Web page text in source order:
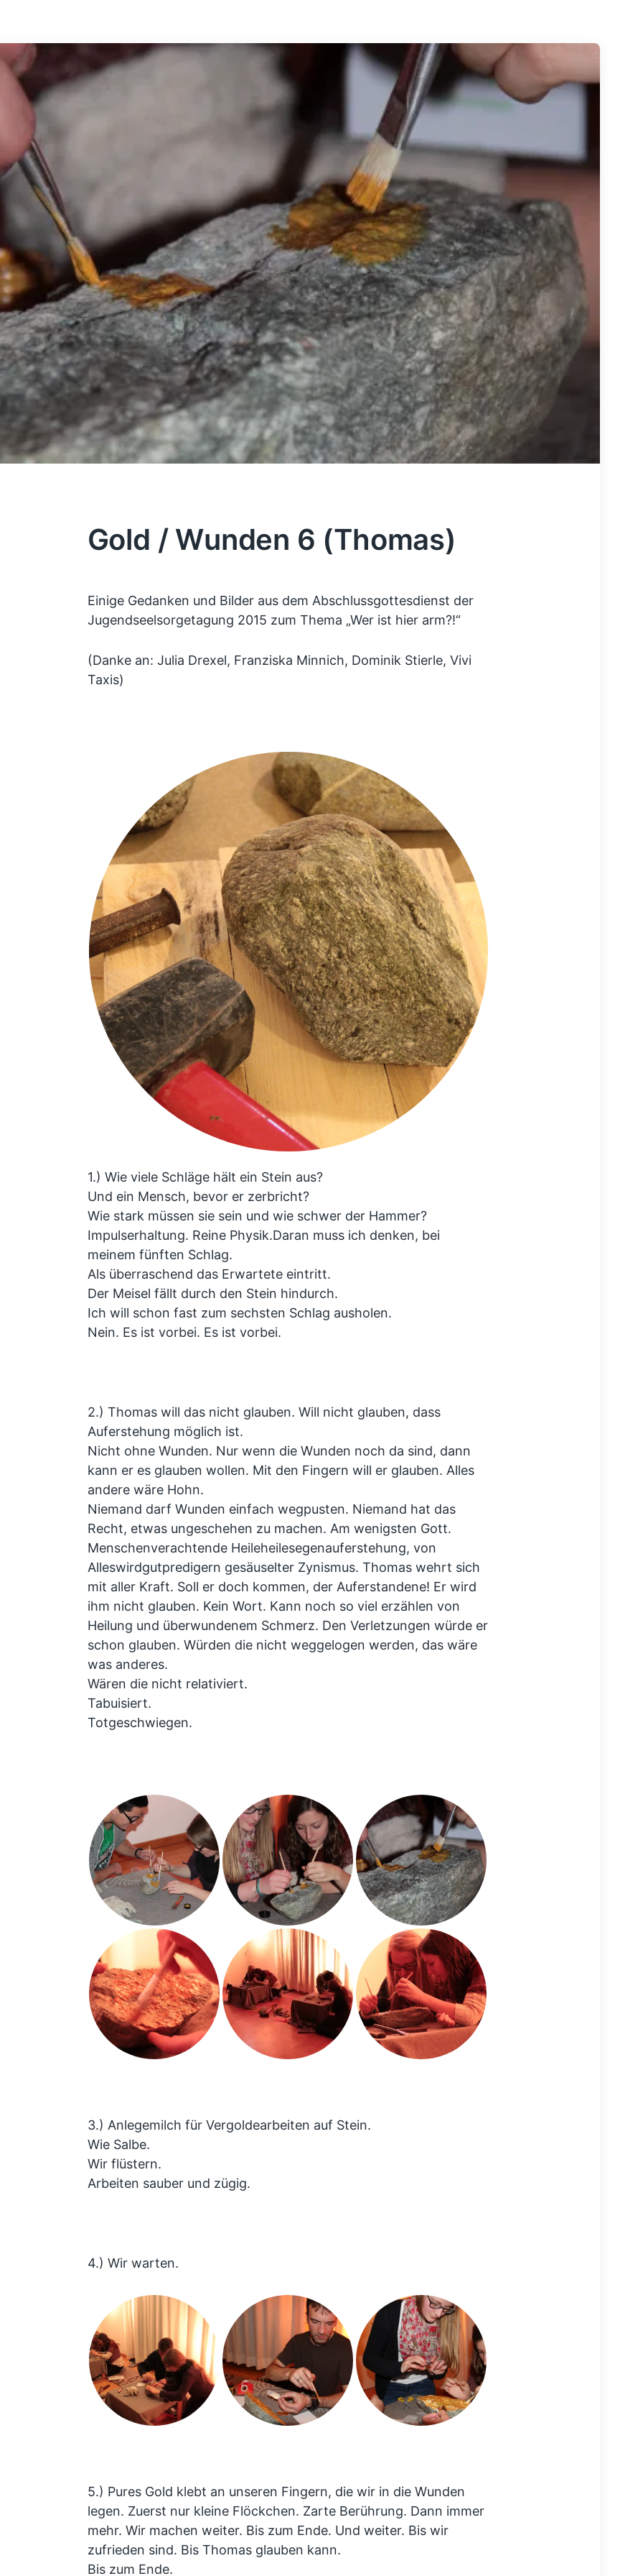
Gold / Wunden 6 (Thomas)
Einige Gedanken und Bilder aus dem Abschlussgottesdienst der
Jugendseelsorgetagung 2015 zum Thema „Wer ist hier arm?!“
(Danke an: Julia Drexel, Franziska Minnich, Dominik Stierle, Vivi
Taxis)
1.) Wie viele Schläge hält ein Stein aus?
Und ein Mensch, bevor er zerbricht?
Wie stark müssen sie sein und wie schwer der Hammer?
Impulserhaltung. Reine Physik.Daran muss ich denken, bei
meinem fünften Schlag.
Als überraschend das Erwartete eintritt.
Der Meisel fällt durch den Stein hindurch.
Ich will schon fast zum sechsten Schlag ausholen.
Nein. Es ist vorbei. Es ist vorbei.
2.) Thomas will das nicht glauben. Will nicht glauben, dass
Auferstehung möglich ist.
Nicht ohne Wunden. Nur wenn die Wunden noch da sind, dann
kann er es glauben wollen. Mit den Fingern will er glauben. Alles
andere wäre Hohn.
Niemand darf Wunden einfach wegpusten. Niemand hat das
Recht, etwas ungeschehen zu machen. Am wenigsten Gott.
Menschenverachtende Heileheilesegenauferstehung, von
Alleswirdgutpredigern gesäuselter Zynismus. Thomas wehrt sich
mit aller Kraft. Soll er doch kommen, der Auferstandene! Er wird
ihm nicht glauben. Kein Wort. Kann noch so viel erzählen von
Heilung und überwundenem Schmerz. Den Verletzungen würde er
schon glauben. Würden die nicht weggelogen werden, das wäre
was anderes.
Wären die nicht relativiert.
Tabuisiert.
Totgeschwiegen.
3.) Anlegemilch für Vergoldearbeiten auf Stein.
Wie Salbe.
Wir flüstern.
Arbeiten sauber und zügig.
4.) Wir warten.
5.) Pures Gold klebt an unseren Fingern, die wir in die Wunden
legen. Zuerst nur kleine Flöckchen. Zarte Berührung. Dann immer
mehr. Wir machen weiter. Bis zum Ende. Und weiter. Bis wir
zufrieden sind. Bis Thomas glauben kann.
Bis zum Ende.